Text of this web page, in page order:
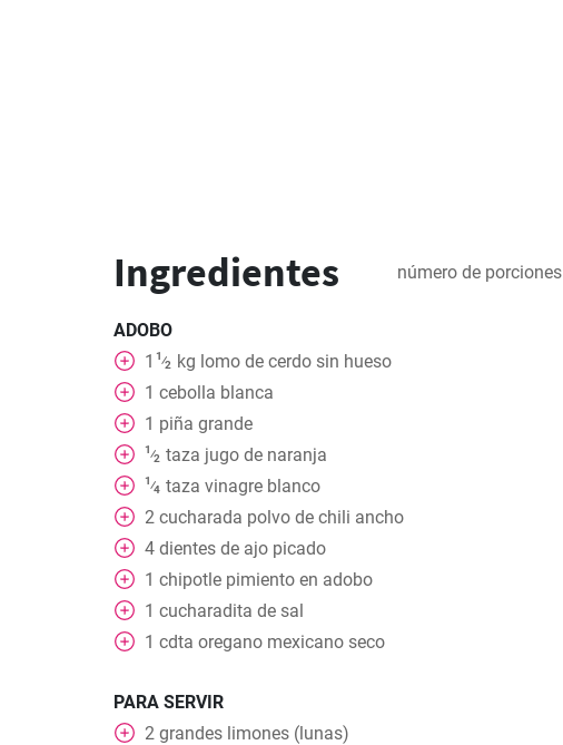
Ingredientes número de porciones
ADOBO
1 1⁄2 kg lomo de cerdo sin hueso
1 cebolla blanca
1 piña grande
1⁄2 taza jugo de naranja
1⁄4 taza vinagre blanco
2 cucharada polvo de chili ancho
4 dientes de ajo picado
1 chipotle pimiento en adobo
1 cucharadita de sal
1 cdta oregano mexicano seco
PARA SERVIR
2 grandes limones (lunas)